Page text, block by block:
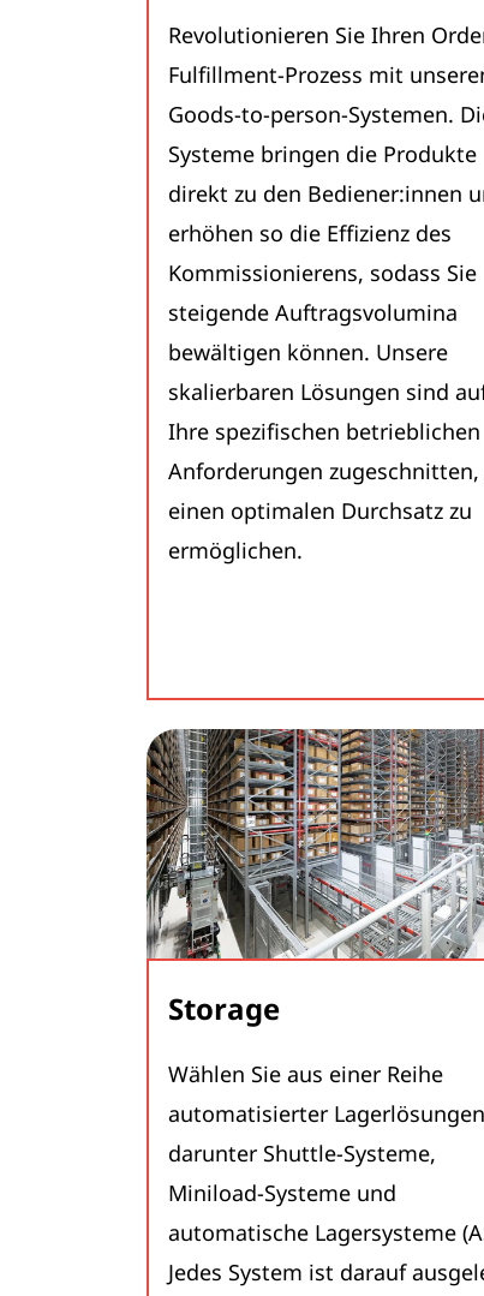
Revolutionieren Sie Ihren
Fulfillment-Prozess mit
Goods-to-person-Systemen.
Systeme bringen die Produkte
direkt zu den Bediener:innen
erhöhen so die Effizienz des
Kommissionierens, sodass Sie
steigende Auftragsvolumina
bewältigen können. Unsere
skalierbaren Lösungen sind
Ihre spezifischen betrieblichen
Anforderungen
einen optimalen Durchsatz zu
ermöglichen.
Storage
Wählen Sie aus einer Reihe
automatisierter
darunter Shuttle-Systeme,
Miniload-Systeme und
automatische Lagersysteme
Jedes System ist darauf